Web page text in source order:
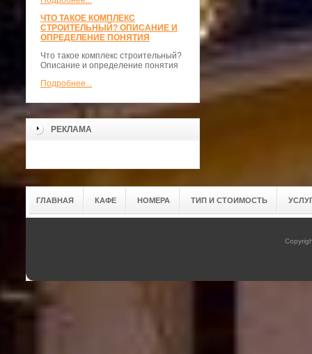
ЧТО ТАКОЕ КОМПЛЕКС
СТРОИТЕЛЬНЫЙ? ОПИСАНИЕ И
ОПРЕДЕЛЕНИЕ ПОНЯТИЯ
Что такое комплекс строительный?
Описание и определение понятия
Подробнее...
>
РЕКЛАМА
ГЛАВНАЯ КАФЕ НОМЕРА ТИП И СТОИМОСТЬ